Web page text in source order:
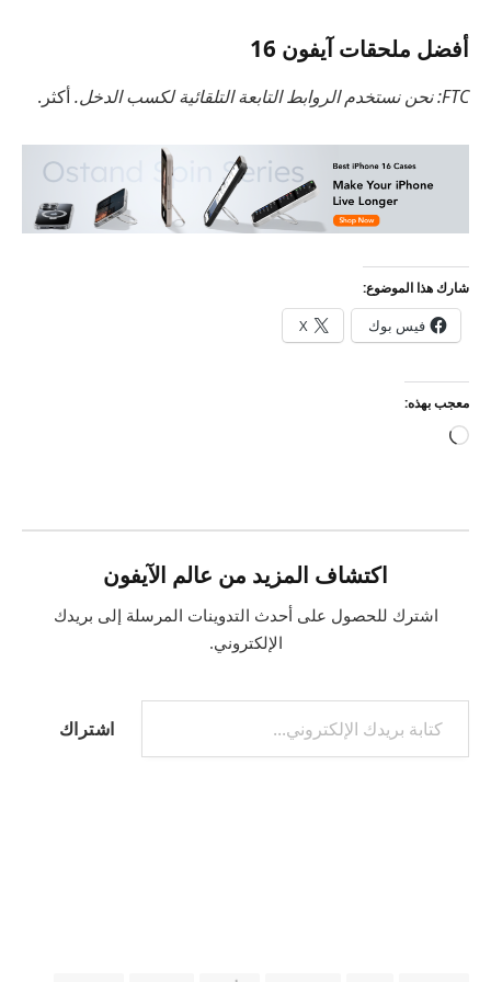
أفضل ملحقات آيفون 16
FTC: نحن نستخدم الروابط التابعة التلقائية لكسب الدخل. أكثر.
شارك هذا الموضوع:
فيس بوك X
معجب بهذه:
جاري
اكتشاف المزيد من عالم الآيفون
اشترك للحصول على أحدث التدوينات المرسلة إلى بريدك
الإلكتروني.
كتابة بريدك الإلكتروني...
اشتراك